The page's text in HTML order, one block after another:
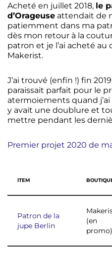
Acheté en juillet 2018, le
d’Orageuse attendait de
patiemment dans ma
dès mon retour à la
patron et je l’ai acheté
Makerist.
J’ai trouvé (enfin !) fin
paraissait parfait pour le
atermoiements quand
y avait une doublure et
mettre pendant les
Premier projet 2020 de
ITEM
Patron de la
jupe Berlin
(en
promo)